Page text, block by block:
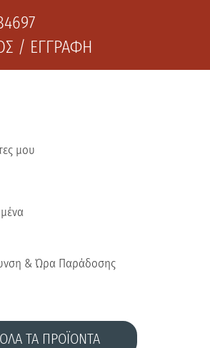
/ ΕΓΓΡΑΦΗ
μου
& Ώρα Παράδοσης
ΟΛΑ ΤΑ ΠΡΟΪΟΝΤΑ